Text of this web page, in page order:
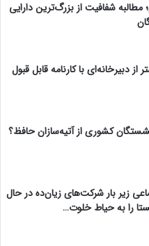
مطالبه شفافیت از بزرگ‌ترین دارایی
از دبیرخانه‌ای با کارنامه قابل قبول
کشوری از آتیه‌سازان حافظ؟
زیر بار شرکت‌های زیان‌ده در حال
را به حیاط خلوت…